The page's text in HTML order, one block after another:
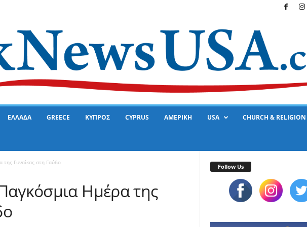
ΕΛΛΑΔΑ GREECE ΚΥΠΡΟΣ CYPRUS ΑΜΕΡΙΚΗ USA CHURCH & RELIGION
της Γυναίκας στη Γαύδο
Ημέρα της
Follow Us